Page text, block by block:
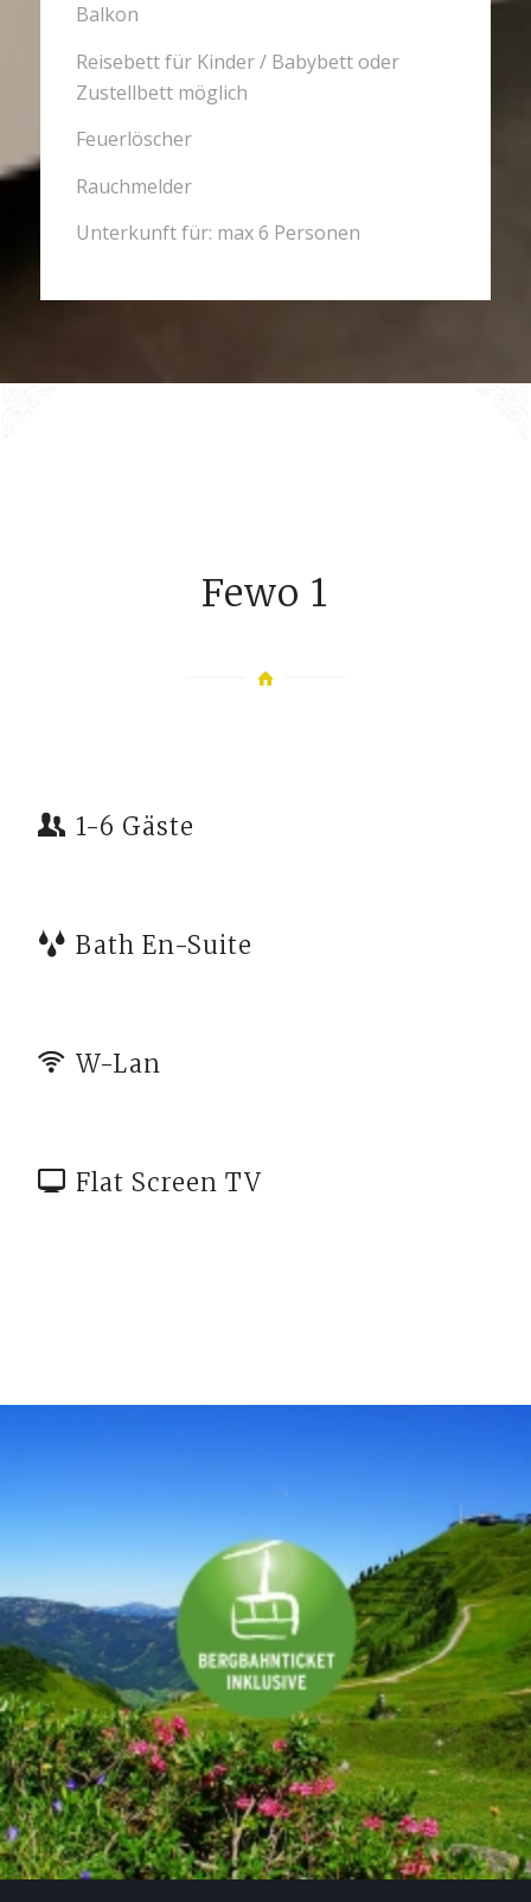
Balkon
Reisebett für Kinder / Babybett oder
Zustellbett möglich
Feuerlöscher
Rauchmelder
Unterkunft für: max 6 Personen
Fewo 1
1-6 Gäste
Bath En-Suite
W-Lan
Flat Screen TV